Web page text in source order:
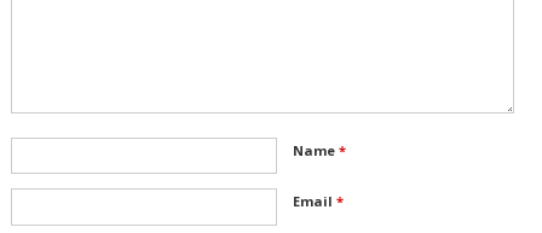
Name *
Email *